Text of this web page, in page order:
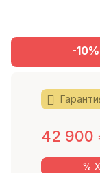
-10%
42 900
%